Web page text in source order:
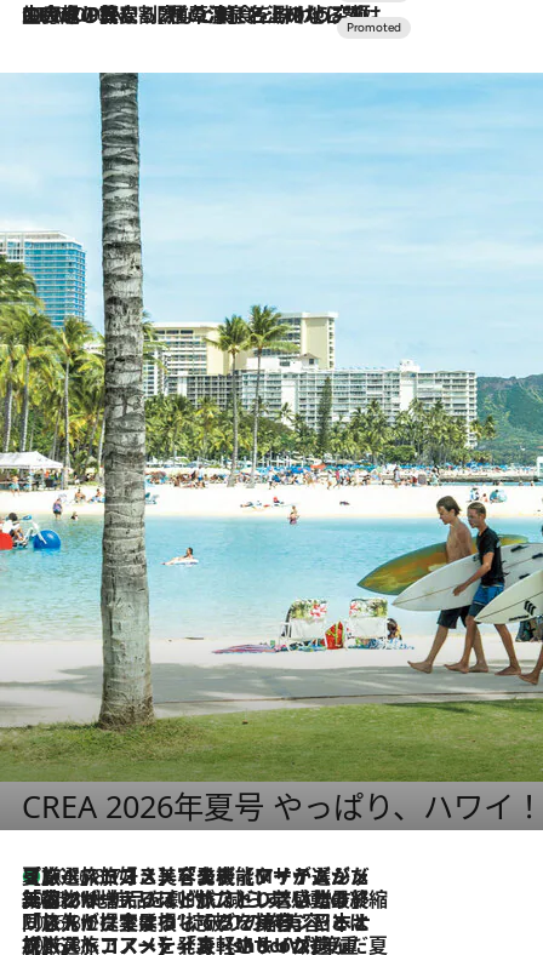
2026.7.10
NEW OPEN！【界 草津】名湯の地に誕生。趣の異なる2種の温泉と上州ならではの会席・蕎麦割烹など美食を味わう究極の癒やし旅
CREA 2026年夏号 やっぱり、ハワイ
2026.8.7
【厳選旅コスメ】「多機能アイテムがメイン！」旅好き美容エディターが選んだ夏旅ベストコスメを発表【Mサイズジップ】
2026.8.6
「荷物が増えるほど旅ストレスは増す」美容ジャーナリストがたどり着いた最終結論。“化粧品を劇的に減らす”感動の凝縮美容とは
2026.8.6
「旅先には金髪ウィッグを持参」日本と同じメイクでは損してる!? 美容ジャーナリストが提案する“掟破りの旅美容”とは
2026.8.6
【厳選旅コスメ】「身軽さ＆UV対策重視！」ヘアアーティストshucoが選んだ夏旅ベストコスメを発表【Mサイズジップ】